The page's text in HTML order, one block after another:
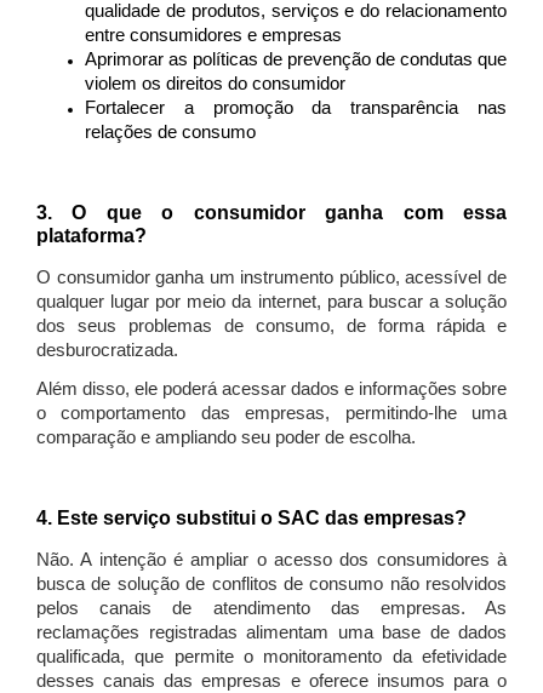
qualidade de produtos, serviços e do relacionamento
entre consumidores e empresas
Aprimorar as políticas de prevenção de condutas que
violem os direitos do consumidor
Fortalecer a promoção da transparência nas
relações de consumo
3. O que o consumidor ganha com essa
plataforma?
O consumidor ganha um instrumento público, acessível de
qualquer lugar por meio da internet, para buscar a solução
dos seus problemas de consumo, de forma rápida e
desburocratizada.
Além disso, ele poderá acessar dados e informações sobre
o comportamento das empresas, permitindo-lhe uma
comparação e ampliando seu poder de escolha.
4. Este serviço substitui o SAC das empresas?
Não. A intenção é ampliar o acesso dos consumidores à
busca de solução de conflitos de consumo não resolvidos
pelos canais de atendimento das empresas. As
reclamações registradas alimentam uma base de dados
qualificada, que permite o monitoramento da efetividade
desses canais das empresas e oferece insumos para o